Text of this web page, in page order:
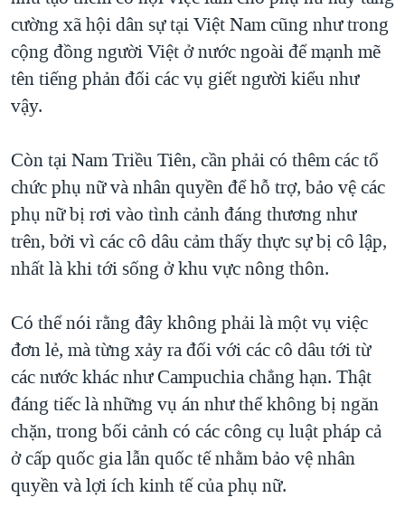
cường xã hội dân sự tại Việt Nam cũng như trong
cộng đồng người Việt ở nước ngoài để mạnh mẽ
tên tiếng phản đối các vụ giết người kiểu như
vậy.
Còn tại Nam Triều Tiên, cần phải có thêm các tổ
chức phụ nữ và nhân quyền để hỗ trợ, bảo vệ các
phụ nữ bị rơi vào tình cảnh đáng thương như
trên, bởi vì các cô dâu cảm thấy thực sự bị cô lập,
nhất là khi tới sống ở khu vực nông thôn.
Có thể nói rằng đây không phải là một vụ việc
đơn lẻ, mà từng xảy ra đối với các cô dâu tới từ
các nước khác như Campuchia chẳng hạn. Thật
đáng tiếc là những vụ án như thể không bị ngăn
chặn, trong bối cảnh có các công cụ luật pháp cả
ở cấp quốc gia lẫn quốc tế nhằm bảo vệ nhân
quyền và lợi ích kinh tế của phụ nữ.